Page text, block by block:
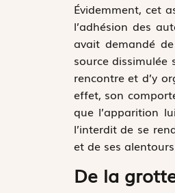
Évidemment, cet
l’adhésion des
avait demandé
source
rencontre et d’y
effet, son
que l’apparition
l’interdit de se
et de ses
De la